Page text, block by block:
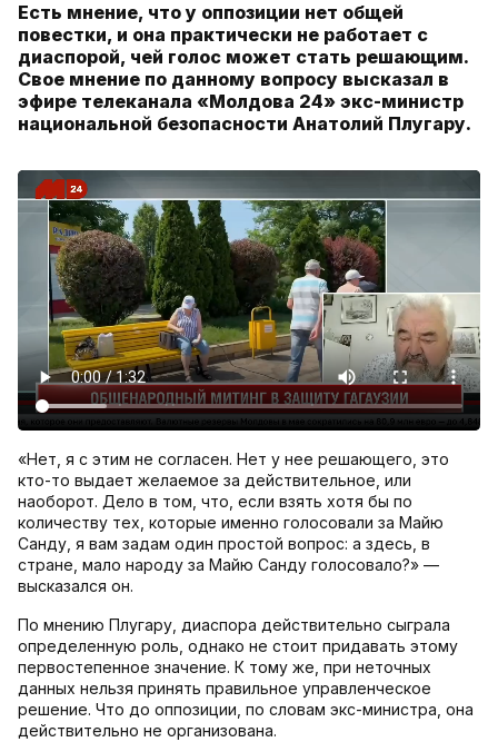
Есть мнение, что у оппозиции нет общей
повестки, и она практически не работает с
диаспорой, чей голос может стать решающим.
Свое мнение по данному вопросу высказал в
эфире телеканала «Молдова 24» экс-министр
национальной безопасности Анатолий Плугару.
«Нет, я с этим не согласен. Нет у нее решающего, это
кто-то выдает желаемое за действительное, или
наоборот. Дело в том, что, если взять хотя бы по
количеству тех, которые именно голосовали за Майю
Санду, я вам задам один простой вопрос: а здесь, в
стране, мало народу за Майю Санду голосовало?» —
высказался он.
По мнению Плугару, диаспора действительно сыграла
определенную роль, однако не стоит придавать этому
первостепенное значение. К тому же, при неточных
данных нельзя принять правильное управленческое
решение. Что до оппозиции, по словам экс-министра, она
действительно не организована.